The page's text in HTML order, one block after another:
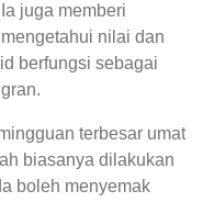
juga memberi
nilai dan
berfungsi sebagai
terbesar umat
biasanya dilakukan
boleh menyemak